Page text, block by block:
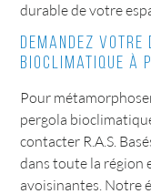
durable de votre
Demandez
bioclimatique à
Pour
pergola
contacter R.A.S.
dans toute la région
avoisinantes. Notre